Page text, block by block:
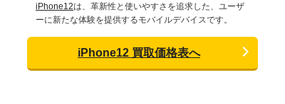
iPhone12は、革新性と使いやすさを追求した、ユーザ
ーに新たな体験を提供するモバイルデバイスです。
iPhone12 買取価格表へ